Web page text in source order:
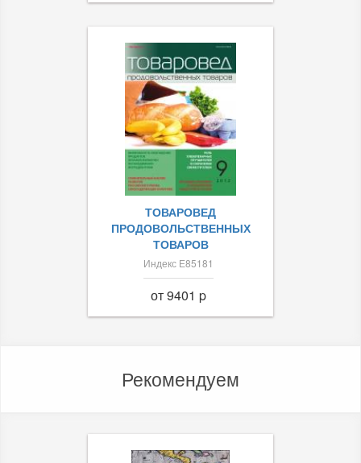
ТОВАРОВЕД
ПРОДОВОЛЬСТВЕННЫХ
ТОВАРОВ
Индекс Е85181
от 9401 p
Рекомендуем